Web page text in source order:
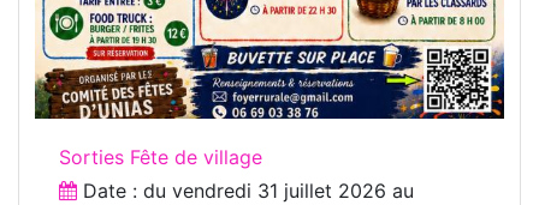
Sorties Fête de village
Date : du vendredi 31 juillet 2026 au